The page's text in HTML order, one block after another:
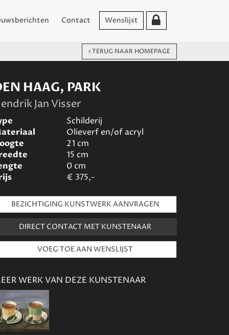
Contact Wenslijst
TERUG NAAR HOMEPAGE
HAAG, PARK
Jan Visser
Schilderij
Olieverf en/of acryl
21 cm
15 cm
0cm
€ 375,-
BEZICHTIGING KUNSTWERK AANVRAGEN
DIRECT CONTACT MET KUNSTENAAR
WERK VAN DEZE KUNSTENAAR